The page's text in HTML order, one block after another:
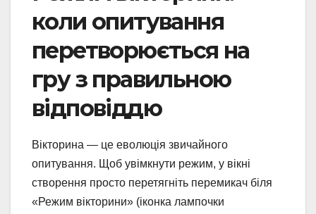
коли опитування
перетворюється на
гру з правильною
відповіддю
Вікторина — це еволюція звичайного
опитування. Щоб увімкнути режим, у вікні
створення просто перетягніть перемикач біля
«Режим вікторини» (іконка лампочки